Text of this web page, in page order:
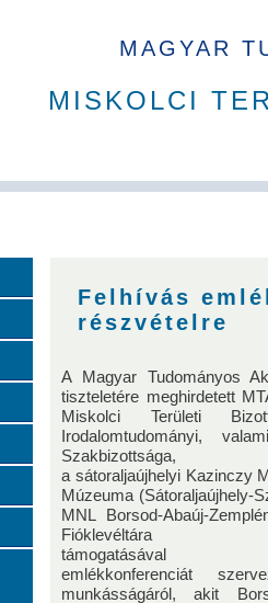
MAGYAR
MISKOLCI
Geleji Sándor Sályi István
Takács Ernő
Felhívás
részvételre
A Magyar Tudományos
tiszteletére meghirdetett
Miskolci Területi
Irodalomtudományi,
Szakbizottsága,
a sátoraljaújhelyi Kazinczy
Múzeuma (Sátoraljaújhely-
MNL Borsod-Abaúj-
Fióklevéltára
támogatásával
emlékkonferenciát
munkásságáról, akit